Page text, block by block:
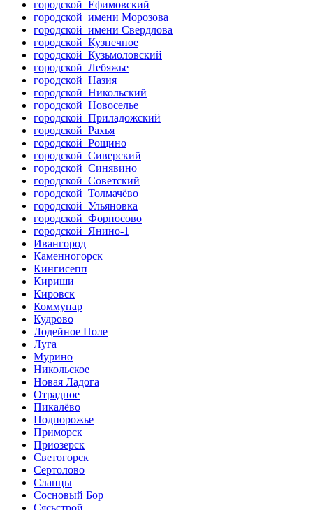
городской Ефимовский
городской имени Морозова
городской имени Свердлова
городской Кузнечное
городской Кузьмоловский
городской Лебяжье
городской Назия
городской Никольский
городской Новоселье
городской Приладожский
городской Рахья
городской Рощино
городской Сиверский
городской Синявино
городской Советский
городской Толмачёво
городской Ульяновка
городской Форносово
городской Янино-1
Ивангород
Каменногорск
Кингисепп
Кириши
Кировск
Коммунар
Кудрово
Лодейное Поле
Луга
Мурино
Никольское
Новая Ладога
Отрадное
Пикалёво
Подпорожье
Приморск
Приозерск
Светогорск
Сертолово
Сланцы
Сосновый Бор
Сясьстрой